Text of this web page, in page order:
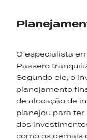
O especialista
Passero
Segundo ele, o
planejamento
de alocação de
planejou para
dos
como os demais